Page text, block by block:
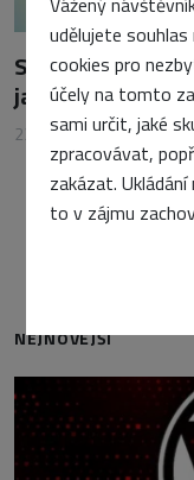
udělujete
cookies pro
účely na tomto
sami určit, jaké
zpracovávat,
zakázat.
to v zájmu
Safari přináší
jakým vidíme
23. června 2025 •
NEJNOVĚJŠÍ